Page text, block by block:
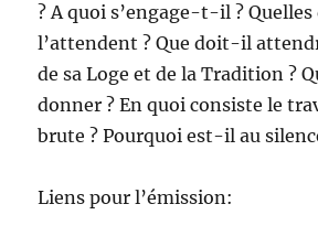
? A quoi s’engage-t-il ?
l’attendent ? Que doit-il
de sa Loge et de la Tradition ?
donner ? En quoi consiste le
brute ? Pourquoi est-il au
Liens pour l’émission: